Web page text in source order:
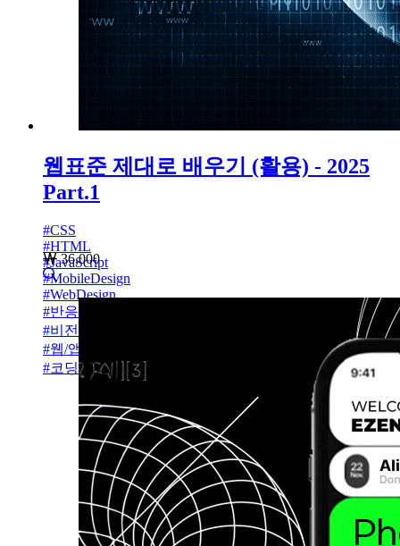
웹표준 제대로 배우기 (활용) - 2025
Part.1
#CSS
#HTML
#JavaScript
#MobileDesign
#WebDesign
#반응형사이트
#비전공자설계
#웹/앱설계
#코딩초보
36,000